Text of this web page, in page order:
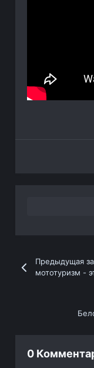
Предыдущая
мототуризм -
0